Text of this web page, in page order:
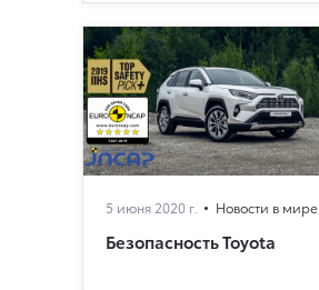
5 июня 2020 г. Новости в мире
Безопасность Toyota